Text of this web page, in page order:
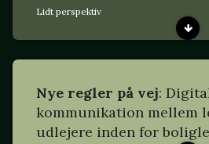
Lidt perspektiv
Nye regler på vej:
kommunikation mellem
udlejere inden for